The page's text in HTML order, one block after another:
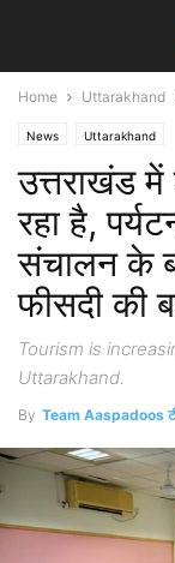
Home Uttarakhand
News Uttarakhand
उत्तराखंड
रहा है,
संचालन के
फीसदी की
Tourism is
Uttarakhand.
By Team Aaspadoos